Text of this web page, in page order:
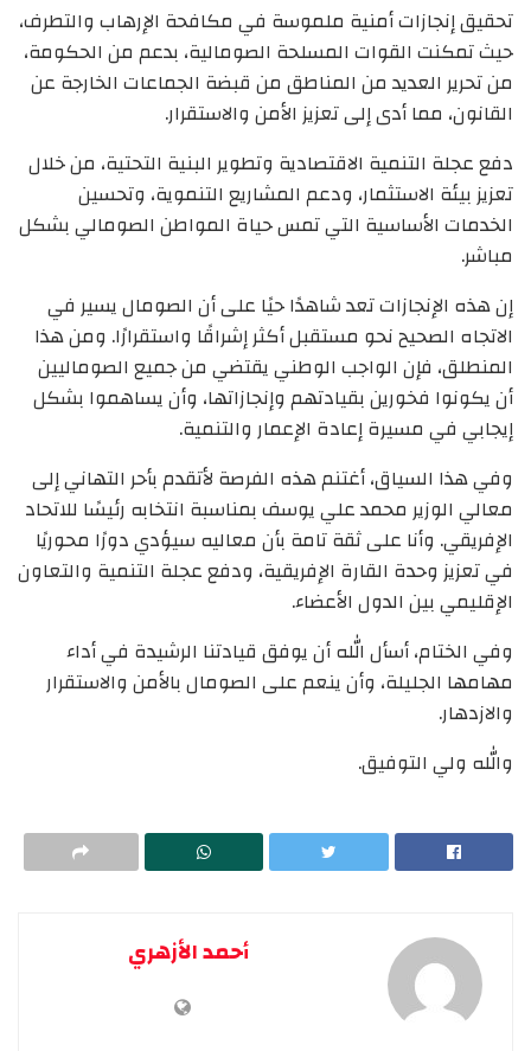
تحقيق إنجازات أمنية ملموسة في مكافحة الإرهاب والتطرف،
حيث تمكنت القوات المسلحة الصومالية، بدعم من الحكومة،
من تحرير العديد من المناطق من قبضة الجماعات الخارجة عن
القانون، مما أدى إلى تعزيز الأمن والاستقرار.
دفع عجلة التنمية الاقتصادية وتطوير البنية التحتية، من خلال
تعزيز بيئة الاستثمار، ودعم المشاريع التنموية، وتحسين
الخدمات الأساسية التي تمس حياة المواطن الصومالي بشكل
مباشر.
إن هذه الإنجازات تعد شاهدًا حيًا على أن الصومال يسير في
الاتجاه الصحيح نحو مستقبل أكثر إشراقًا واستقرارًا. ومن هذا
المنطلق، فإن الواجب الوطني يقتضي من جميع الصوماليين
أن يكونوا فخورين بقيادتهم وإنجازاتها، وأن يساهموا بشكل
إيجابي في مسيرة إعادة الإعمار والتنمية.
وفي هذا السياق، أغتنم هذه الفرصة لأتقدم بأحر التهاني إلى
معالي الوزير محمد علي يوسف بمناسبة انتخابه رئيسًا للاتحاد
الإفريقي. وأنا على ثقة تامة بأن معاليه سيؤدي دورًا محوريًا
في تعزيز وحدة القارة الإفريقية، ودفع عجلة التنمية والتعاون
الإقليمي بين الدول الأعضاء.
وفي الختام، أسأل الله أن يوفق قيادتنا الرشيدة في أداء
مهامها الجليلة، وأن ينعم على الصومال بالأمن والاستقرار
والازدهار.
والله ولي التوفيق.
أحمد الأزهري